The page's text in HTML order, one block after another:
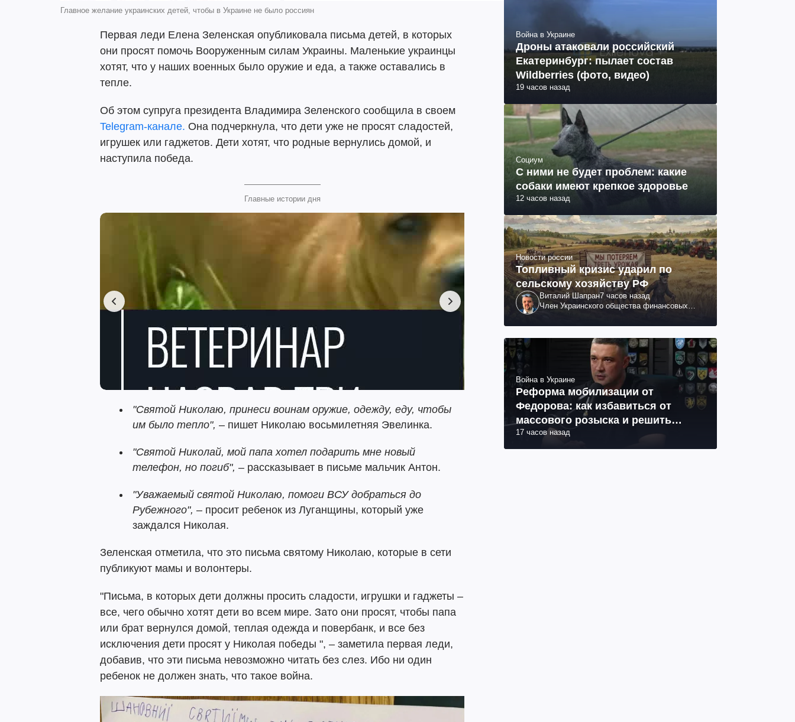
Главное желание украинских детей, чтобы в Украине не было россиян
Первая леди Елена Зеленская опубликовала письма детей, в которых
они просят помочь Вооруженным силам Украины. Маленькие украинцы
хотят, что у наших военных было оружие и еда, а также оставались в
тепле.
Об этом супруга президента Владимира Зеленского сообщила в своем
Telegram-канале. Она подчеркнула, что дети уже не просят сладостей,
игрушек или гаджетов. Дети хотят, что родные вернулись домой, и
наступила победа.
Главные истории дня
"Святой Николаю, принеси воинам оружие, одежду, еду, чтобы
им было тепло", – пишет Николаю восьмилетняя Эвелинка.
"Святой Николай, мой папа хотел подарить мне новый
телефон, но погиб", – рассказывает в письме мальчик Антон.
"Уважаемый святой Николаю, помоги ВСУ добраться до
Рубежного", – просит ребенок из Луганщины, который уже
заждался Николая.
Зеленская отметила, что это письма святому Николаю, которые в сети
публикуют мамы и волонтеры.
"Письма, в которых дети должны просить сладости, игрушки и гаджеты –
все, чего обычно хотят дети во всем мире. Зато они просят, чтобы папа
или брат вернулся домой, теплая одежда и повербанк, и все без
исключения дети просят у Николая победы ", – заметила первая леди,
добавив, что эти письма невозможно читать без слез. Ибо ни один
ребенок не должен знать, что такое война.
Война в Украине
Дроны атаковали российский
Екатеринбург: пылает состав
Wildberries (фото, видео)
19 часов назад
Социум
С ними не будет проблем: какие
собаки имеют крепкое здоровье
12 часов назад
Новости россии
Топливный кризис ударил по
сельскому хозяйству РФ
Виталий Шапран7 часов назад
Член Украинского общества финансовых
Война в Украине
Реформа мобилизации от
Федорова: как избавиться от
массового розыска и решить
проблему СОЧ
17 часов назад